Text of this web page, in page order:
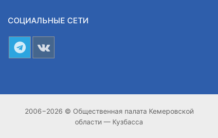
СОЦИАЛЬНЫЕ СЕТИ
2006−2026 © Общественная палата Кемеровской
области — Кузбасса